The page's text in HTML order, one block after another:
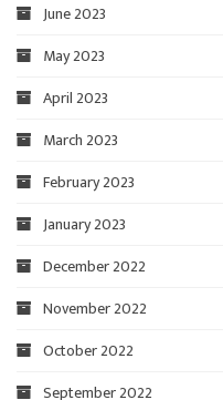
June 2023
May 2023
April 2023
March 2023
February 2023
January 2023
December 2022
November 2022
October 2022
September 2022